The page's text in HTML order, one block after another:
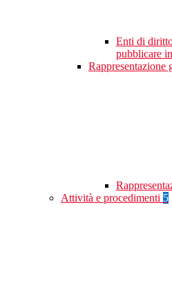
Enti di
pubblicare
Rappresentazione
Attività e procedimenti 5